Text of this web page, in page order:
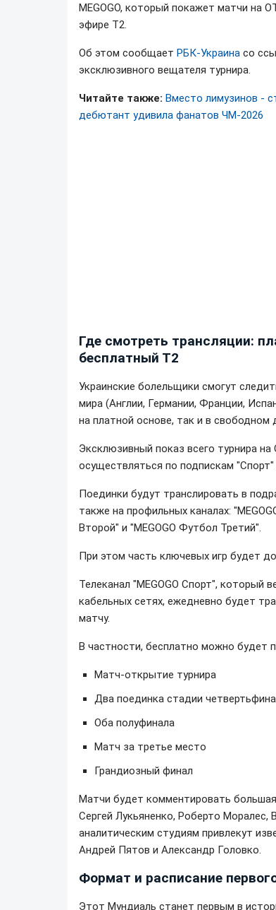
MEGOGO, который покажет матчи на
эфире Т2.
Об этом сообщает РБК-Украина со
эксклюзивного вещателя турнира.
Читайте также: Вместо лимузинов -
дебютант удивила фанатов ЧМ-2026
Где смотреть трансляции:
бесплатный Т2
Украинские болельщики смогут
мира (Англии, Германии, Франции,
на платной основе, так и в свободном
Эксклюзивный показ всего турнира на
осуществляться по подпискам "Спорт"
Поединки будут транслировать в
также на профильных каналах:
Второй" и "MEGOGO Футбол Третий".
При этом часть ключевых игр будет
Телеканал "MEGOGO Спорт",
кабельных сетях, ежедневно будет
матчу.
В частности, бесплатно можно будет
Матч-открытие турнира
Два поединка стадии
Оба полуфинала
Матч за третье место
Грандиозный финал
Матчи будет комментировать
Сергей Лукьяненко, Роберто Моралес,
аналитическим студиям привлекут
Андрей Пятов и Александр Головко.
Формат и расписание
Этот Мундиаль станет первым в